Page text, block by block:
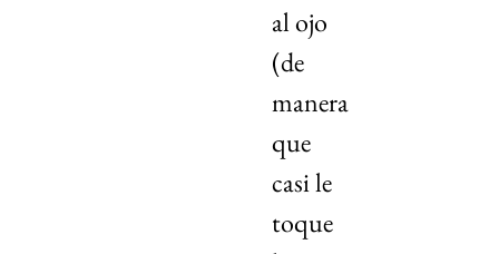
al ojo
(de
manera
que
casi le
toque